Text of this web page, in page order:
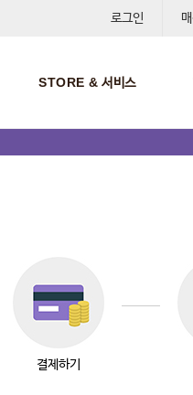
로그인
STORE & 서비스
결제하기